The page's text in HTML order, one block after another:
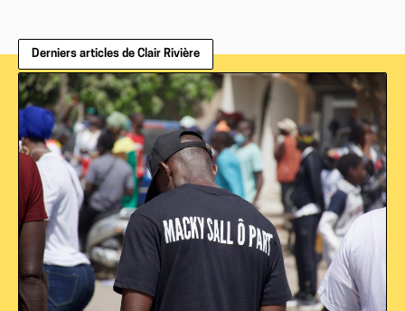
Derniers articles de Clair Rivière